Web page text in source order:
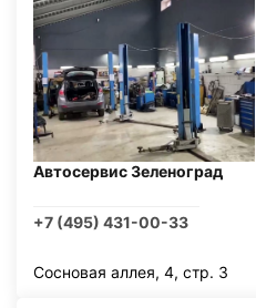
Автосервис Зеленоград
+7 (495) 431-00-33
Сосновая аллея, 4, стр. 3